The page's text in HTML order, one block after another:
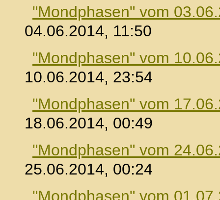
"Mondphasen" vom
04.06.2014, 11:50
"Mondphasen" vom
10.06.2014, 23:54
"Mondphasen" vom
18.06.2014, 00:49
"Mondphasen" vom
25.06.2014, 00:24
"Mondphasen" vom